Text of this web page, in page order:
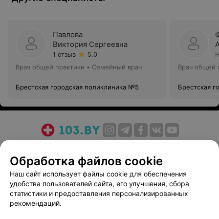
Павлова
Виктория Сергеевна
1 отзыв
5.0
Врач общей практики • Семейный врач
Брестская городская поликлиника №5
Врач общей
Брестская
Медицинский маркетинг
Публичный договор
Пользовательское соглашение
Способы оплаты
Вакансии
Партнеры
Написать руководителю 103.by
Обработка файлов cookie
Наш сайт использует файлы cookie для обеспечения
удобства пользователей сайта, его улучшения, сбора
статистики и предоставления персонализированных
рекомендаций.